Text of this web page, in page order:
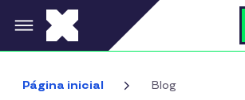
Pular para o conteúdo principal
Página inicial Blog